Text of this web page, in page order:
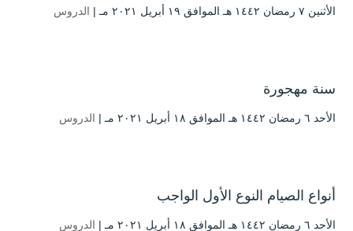
الأثنين ۷ رمضان ۱٤٤۲ هـ الموافق ۱۹ أبريل ۲۰۲۱ مـ | الدروس
سنة مهجورة
الأحد ٦ رمضان ۱٤٤۲ هـ الموافق ۱۸ أبريل ۲۰۲۱ مـ | الدروس
أنواع الصيام النوع الأول الواجب
الأحد ٦ رمضان ۱٤٤۲ هـ الموافق ۱۸ أبريل ۲۰۲۱ مـ | الدروس